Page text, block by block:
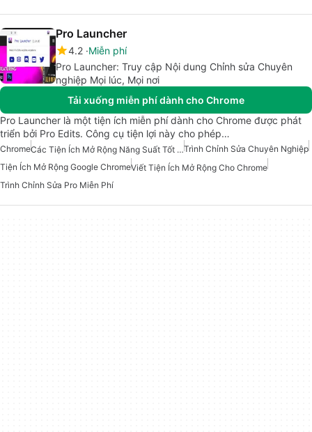
Pro Launcher
4.2 Miễn phí
Pro Launcher: Truy cập Nội dung Chỉnh sửa Chuyên
nghiệp Mọi lúc, Mọi nơi
Tải xuống miễn phí dành cho Chrome
Pro Launcher là một tiện ích miễn phí dành cho Chrome được phát
triển bởi Pro Edits. Công cụ tiện lợi này cho phép…
Chrome Các Tiện Ích Mở Rộng Năng Suất Tốt Nhất Cho ChromeTrình Chỉnh Sửa Chuyên Nghiệp
Tiện Ích Mở Rộng Google ChromeViết Tiện Ích Mở Rộng Cho Chrome
Trình Chỉnh Sửa Pro Miễn Phí